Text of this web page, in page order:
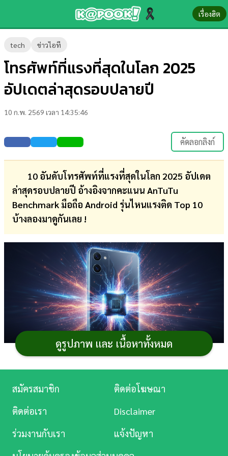
เรื่องฮิต
tech ข่าวไอที
โทรศัพท์ที่แรงที่สุดในโลก 2025
อัปเดตล่าสุดรอบปลายปี
10 ก.พ. 2569 เวลา 14:35:46
คัดลอกลิงก์
10 อันดับโทรศัพท์ที่แรงที่สุดในโลก 2025 อัปเดต
ล่าสุดรอบปลายปี อ้างอิงจากคะแนน AnTuTu
Benchmark มือถือ Android รุ่นไหนแรงติด Top 10
บ้างลองมาดูกันเลย !
หากพูดถึงชิปประมวลผลของ โทรศัพท์มือถือ
ที่ถือว่าเป็นตัวท็อปแรงที่สุด ก็คงต้องเป็น Snapdragon 8
Elite และ Dimensity 9400+ ซึ่งถ้าหากใครที่อยากรู้ว่ามือถือ
มี 10 อันดับโทรศัพท์ที่แรงที่สุดในโลกโดยอ้างอิงจาก
คะแนนการทดสอบผ่าน AnTuTu Benchmark ตลอดช่วง
ดูรูปภาพ และ เนื้อหาทั้งหมด
ข่าว-
ความ
รู้
บันเทิง
ตรวจ
หวย
ผล
บอล
สด
การ
ศึกษา
บันเทิง
ดู
Music
สมัครสมาชิก
ติดต่อโฆษณา
ติดต่อเรา
Disclaimer
ร่วมงานกับเรา
แจ้งปัญหา